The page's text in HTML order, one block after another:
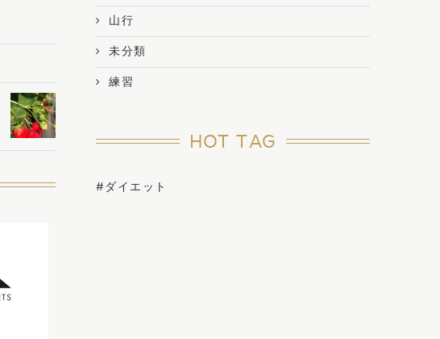
山行
未分類
練習
HOT TAG
#ダイエット